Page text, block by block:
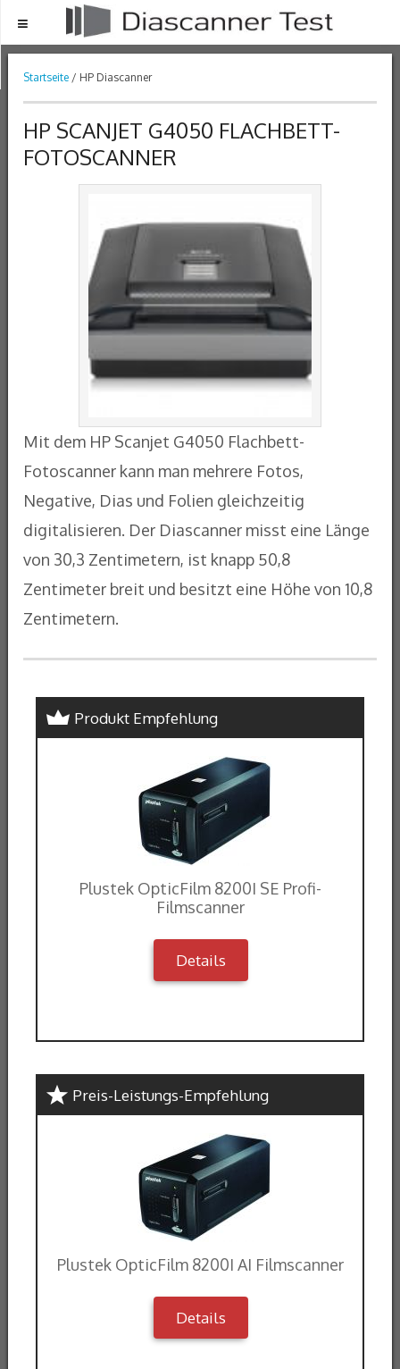
Menu
Startseite / HP Diascanner
HP SCANJET G4050 FLACHBETT-
FOTOSCANNER
Mit dem HP Scanjet G4050 Flachbett-
Fotoscanner kann man mehrere Fotos,
Negative, Dias und Folien gleichzeitig
digitalisieren. Der Diascanner misst eine Länge
von 30,3 Zentimetern, ist knapp 50,8
Zentimeter breit und besitzt eine Höhe von 10,8
Zentimetern.
Produkt Empfehlung
Plustek OpticFilm 8200I SE Profi-
Filmscanner
Details
Preis-Leistungs-Empfehlung
Plustek OpticFilm 8200I AI Filmscanner
Details